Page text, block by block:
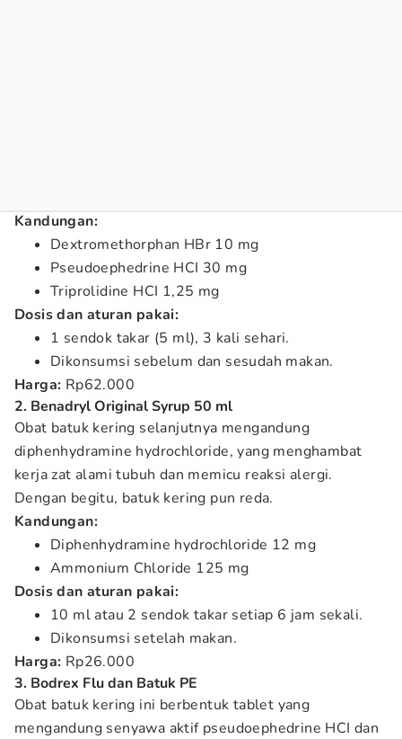
Kandungan:
Dextromethorphan HBr 10 mg
Pseudoephedrine HCI 30 mg
Triprolidine HCI 1,25 mg
Dosis dan aturan pakai:
1 sendok takar (5 ml), 3 kali sehari.
Dikonsumsi sebelum dan sesudah makan.
Harga: Rp62.000
2. Benadryl Original Syrup 50 ml
Obat batuk kering selanjutnya mengandung
diphenhydramine hydrochloride, yang menghambat
kerja zat alami tubuh dan memicu reaksi alergi.
Dengan begitu, batuk kering pun reda.
Kandungan:
Diphenhydramine hydrochloride 12 mg
Ammonium Chloride 125 mg
Dosis dan aturan pakai:
10 ml atau 2 sendok takar setiap 6 jam sekali.
Dikonsumsi setelah makan.
Harga: Rp26.000
3. Bodrex Flu dan Batuk PE
Obat batuk kering ini berbentuk tablet yang
mengandung senyawa aktif pseudoephedrine HCI dan